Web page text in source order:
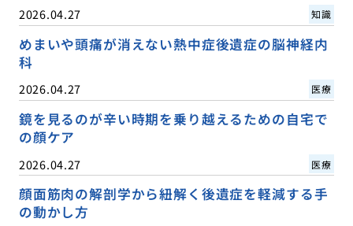
2026.04.27 知識
めまいや頭痛が消えない熱中症後遺症の脳神経内
科
2026.04.27 医療
鏡を見るのが辛い時期を乗り越えるための自宅で
の顔ケア
2026.04.27 医療
顔面筋肉の解剖学から紐解く後遺症を軽減する手
の動かし方